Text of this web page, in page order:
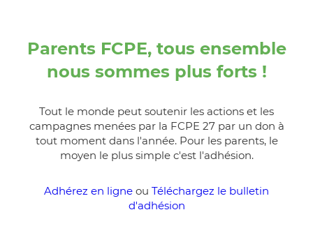
Parents FCPE, tous ensemble
nous sommes plus forts !
Tout le monde peut soutenir les actions et les
campagnes menées par la FCPE 27 par un don à
tout moment dans l'année. Pour les parents, le
moyen le plus simple c'est l'adhésion.
Adhérez en ligne ou Téléchargez le bulletin
d'adhésion